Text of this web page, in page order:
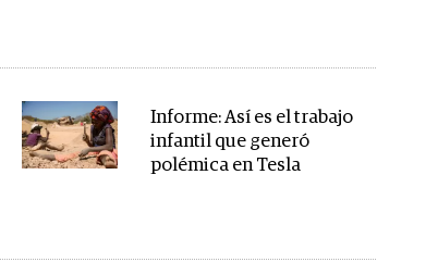
Informe: Así es el trabajo
infantil que generó
polémica en Tesla